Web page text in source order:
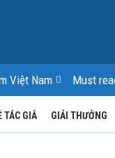
Việt Nam Must
TÁC GIẢ GIẢI THƯỞNG